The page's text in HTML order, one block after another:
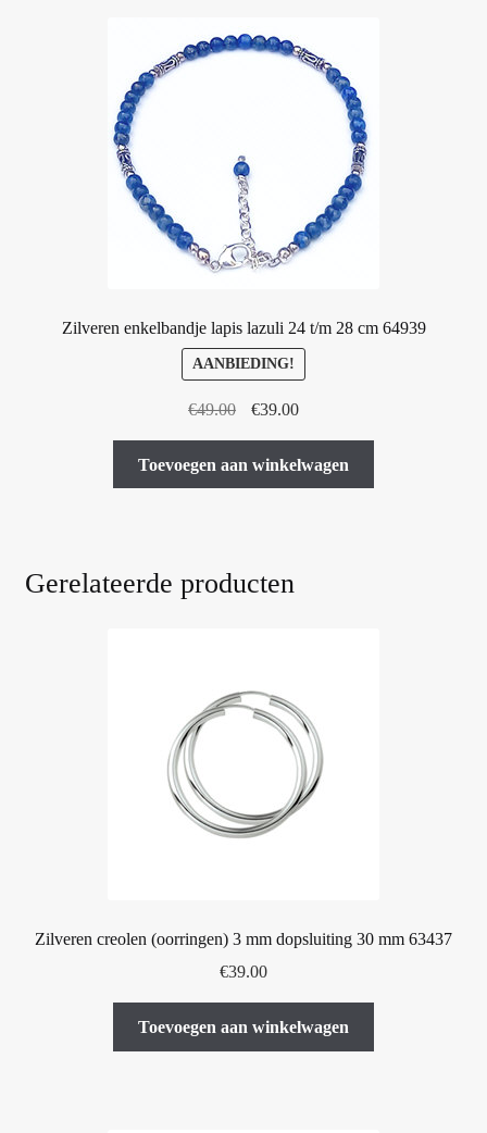
Zilveren enkelbandje lapis lazuli 24 t/m 28 cm 64939
AANBIEDING!
€49.00
Oorspronkelijke
was:
€49.00.
€39.00Huidige
is:
€39.00.
Toevoegen aan winkelwagen
Gerelateerde producten
Zilveren creolen (oorringen) 3 mm dopsluiting 30 mm 63437
€39.00
Toevoegen aan winkelwagen